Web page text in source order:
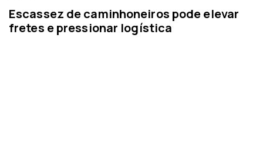
Escassez de caminhoneiros pode elevar
fretes e pressionar logística